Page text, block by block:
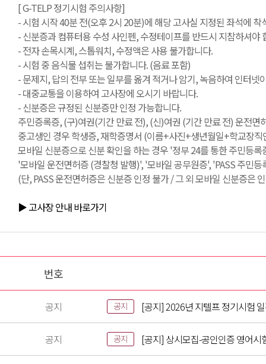
[ G-TELP 정기시험 주의사항]
- 시험 시작 40분 전(오후 2시 20분)에 해당 고사실 지정된 좌석에
- 신분증과 컴퓨터용 수성 사인펜, 수정테이프를 반드시 지참하셔야
- 전자 손목시계, 스톱워치, 수정액은 사용 불가합니다.
- 시험 중 음식물 섭취는 불가합니다. (음료 포함)
- 문제지, 답의 전부 또는 일부를 옮겨 적거나 암기, 녹음하여 인터
- 대중교통을 이용하여 고사장에 오시기 바랍니다.
- 신분증은 규정된 신분증만 인정 가능합니다.
주민증록증, (구)여권(기간 만료 전), (신)여권 (기간 만료 전) 운전
중고생인 경우 학생증, 재학증명서 (이름+사진+생년월일+학교장
모바일 신분증으로 신분 확인을 하는 경우 '정부 24를 통한 주민등록
'모바일 운전면허증 (경찰청 발행)', '모바일 공무원증', 'PASS 주민
(단, PASS 운전면허증은 신분증 인정 불가 / 그 외 모바일 신분증은
▶ 고사장 안내 바로가기
번호
공지 공지 [공지] 2026년 지텔프 정기시험
공지 공지 [공지] 상시모집-공인인증 영어시